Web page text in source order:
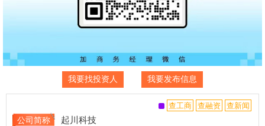
我要找投资人 我要发布信息
公司简称 起川科技